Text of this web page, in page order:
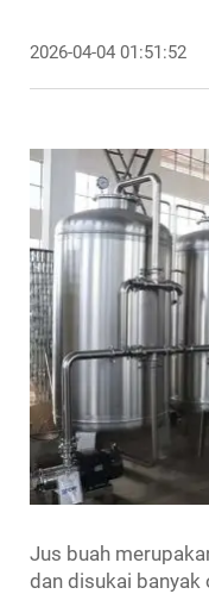
2026-04-04 01:51:52
Jus buah
dan disukai banyak